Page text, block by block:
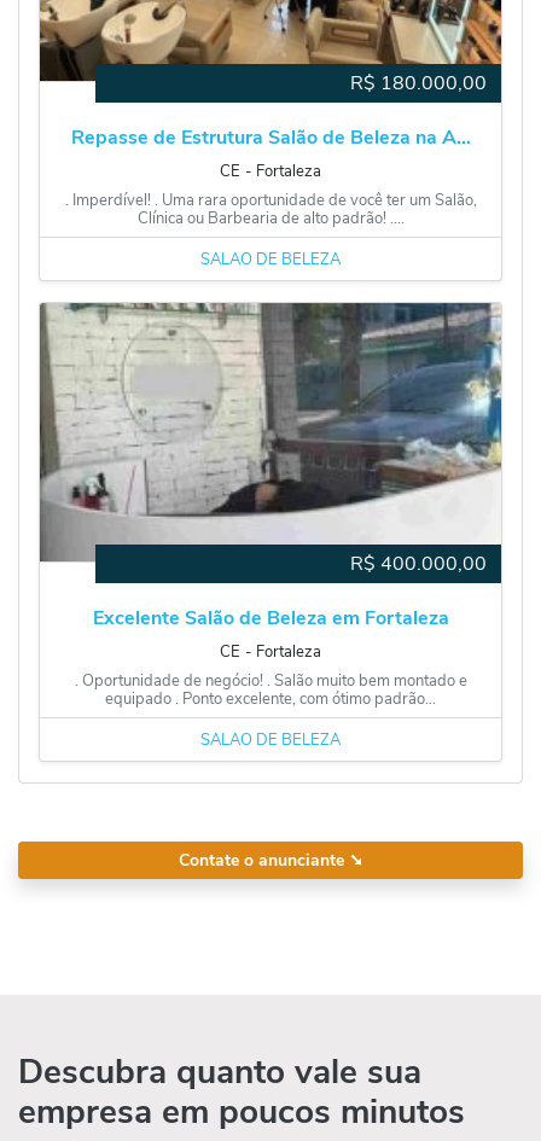
R$ 180.000,00
Repasse de Estrutura Salão de Beleza na A...
CE ‐ Fortaleza
. Imperdível! . Uma rara oportunidade de você ter um Salão,
Clínica ou Barbearia de alto padrão! ....
SALÃO DE BELEZA
R$ 400.000,00
Excelente Salão de Beleza em Fortaleza
CE ‐ Fortaleza
. Oportunidade de negócio! . Salão muito bem montado e
equipado . Ponto excelente, com ótimo padrão...
SALÃO DE BELEZA
Contate o anunciante ➘
Descubra quanto vale sua
empresa em poucos minutos